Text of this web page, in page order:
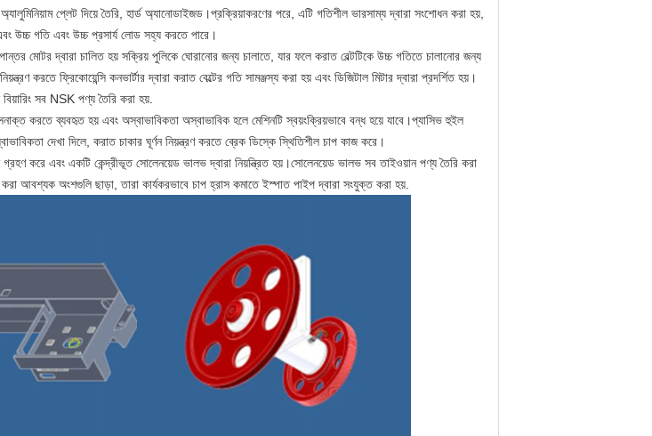
প্লেট দিয়ে তৈরি, হার্ড অ্যানোডাইজড।প্রক্রিয়াকরণের পরে, এটি গতিশীল ভারসাম্য দ্বারা সংশোধন করা হয়,
এবং উচ্চ গতি এবং উচ্চ প্রসার্য লোড সহ্য করতে পারে।
মোটর দ্বারা চালিত হয় সক্রিয় পুলিকে ঘোরানোর জন্য চালাতে, যার ফলে করাত বেল্টটিকে উচ্চ গতিতে চালানোর জন্য
করতে ফ্রিকোয়েন্সি কনভার্টার দ্বারা করাত বেল্টের গতি সামঞ্জস্য করা হয় এবং ডিজিটাল মিটার দ্বারা প্রদর্শিত হয়।
সব NSK পণ্য তৈরি করা হয়.
করতে ব্যবহৃত হয় এবং অস্বাভাবিকতা অস্বাভাবিক হলে মেশিনটি স্বয়ংক্রিয়ভাবে বন্ধ হয়ে যাবে।প্যাসিভ হুইল
দেখা দিলে, করাত চাকার ঘূর্ণন নিয়ন্ত্রণ করতে ব্রেক ডিস্কে স্থিতিশীল চাপ কাজ করে।
গ্রহণ করে এবং একটি কেন্দ্রীভূত সোলেনয়েড ভালভ দ্বারা নিয়ন্ত্রিত হয়।সোলেনয়েড ভালভ সব তাইওয়ান পণ্য তৈরি করা
আবশ্যক অংশগুলি ছাড়া, তারা কার্যকরভাবে চাপ হ্রাস কমাতে ইস্পাত পাইপ দ্বারা সংযুক্ত করা হয়.